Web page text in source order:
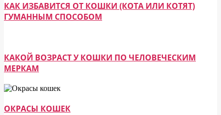
КАК ИЗБАВИТСЯ ОТ КОШКИ (КОТА ИЛИ КОТЯТ)
ГУМАННЫМ СПОСОБОМ
КАКОЙ ВОЗРАСТ У КОШКИ ПО ЧЕЛОВЕЧЕСКИМ
МЕРКАМ
ОКРАСЫ КОШЕК